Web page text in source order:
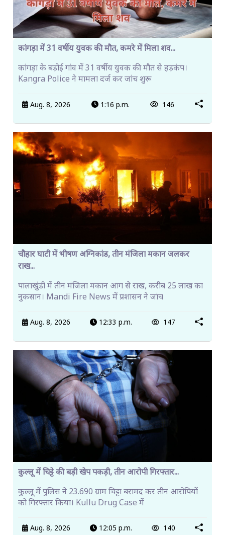
कांगड़ा में 31 वर्षीय युवक की मौत, कमरे में मिला शव...
कांगड़ा के बड़ोई गांव में 31 वर्षीय युवक की मौत से हड़कंप।
Kangra Police ने मामला दर्ज कर जांच शुरू
Aug. 8, 2026 1:16 p.m. 146
चौहार घाटी में भीषण अग्निकांड, तीन मंजिला मकान जलकर
राख...
पालाखुंडी में तीन मंजिला मकान आग से राख, करीब 25 लाख का
नुकसान। Mandi Fire News में प्रशासन ने जांच
Aug. 8, 2026 12:33 p.m. 147
कुल्लू में चिट्टे की बड़ी खेप पकड़ी, तीन आरोपी गिरफ्तार...
कुल्लू में पुलिस ने 23.690 ग्राम चिट्टा बरामद कर तीन आरोपियों
को गिरफ्तार किया। Kullu Drug Case में
Aug. 8, 2026 12:05 p.m. 140